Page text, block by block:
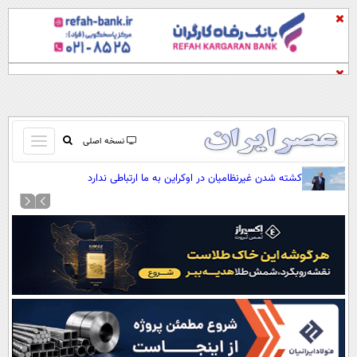
نسخه اصلی
باز
و
کردن
صفحه اول
نظرسنجی
آب و هوا
اوقات شرعی
پیوند ها
سواد زندگی
کشته شدن غیرنظامیان در اوکراین به ما ارتباطی ندارد